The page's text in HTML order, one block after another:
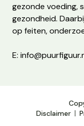
gezonde voeding,
gezondheid.
op feiten,
E:
Disclaimer